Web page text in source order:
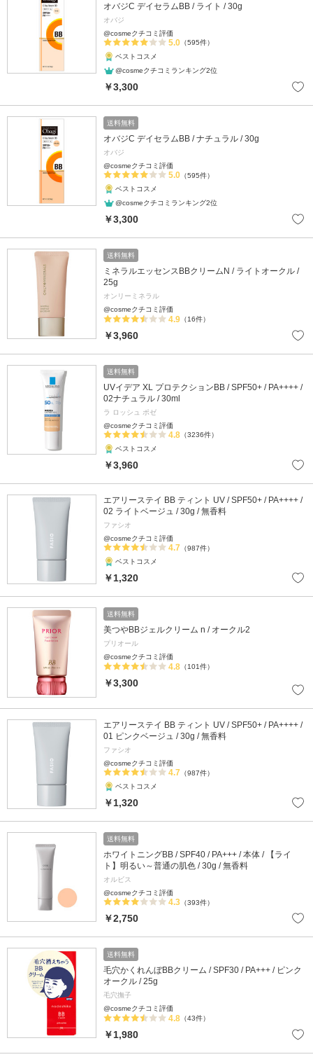
オバジC デイセラムBB / ライト / 30g
オバジ
@cosmeクチコミ評価
5.0 （595件）
ベストコスメ
@cosmeクチコミランキング2位
￥3,300
送料無料
オバジC デイセラムBB / ナチュラル / 30g
オバジ
@cosmeクチコミ評価
5.0 （595件）
ベストコスメ
@cosmeクチコミランキング2位
￥3,300
送料無料
ミネラルエッセンスBBクリームN / ライトオークル /
25g
オンリーミネラル
@cosmeクチコミ評価
4.9 （16件）
￥3,960
送料無料
UVイデア XL プロテクションBB / SPF50+ / PA++++ /
02ナチュラル / 30ml
ラ ロッシュ ポゼ
@cosmeクチコミ評価
4.8 （3236件）
ベストコスメ
￥3,960
エアリーステイ BB ティント UV / SPF50+ / PA++++ /
02 ライトベージュ / 30g / 無香料
ファシオ
@cosmeクチコミ評価
4.7 （987件）
ベストコスメ
￥1,320
送料無料
美つやBBジェルクリーム n / オークル2
プリオール
@cosmeクチコミ評価
4.8 （101件）
￥3,300
エアリーステイ BB ティント UV / SPF50+ / PA++++ /
01 ピンクベージュ / 30g / 無香料
ファシオ
@cosmeクチコミ評価
4.7 （987件）
ベストコスメ
￥1,320
送料無料
ホワイトニングBB / SPF40 / PA+++ / 本体 / 【ライ
ト】明るい～普通の肌色 / 30g / 無香料
オルビス
@cosmeクチコミ評価
4.3 （393件）
￥2,750
送料無料
毛穴かくれんぼBBクリーム / SPF30 / PA+++ / ピンク
オークル / 25g
毛穴撫子
@cosmeクチコミ評価
4.8 （43件）
￥1,980